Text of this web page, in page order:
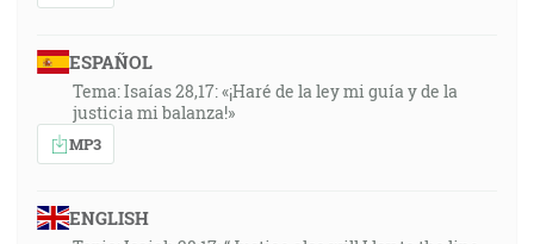
ESPAÑOL
Tema: Isaías 28,17: «¡Haré de la ley mi guía y de la
justicia mi balanza!»
MP3
ENGLISH